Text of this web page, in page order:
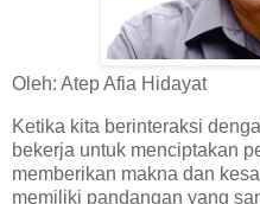
Oleh: Atep Afia Hidayat
Ketika kita berinteraksi
bekerja untuk menciptakan
memberikan makna dan
memiliki pandangan yang